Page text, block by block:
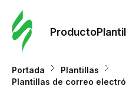
Producto
Portada
Plantillas
Plantillas de correo